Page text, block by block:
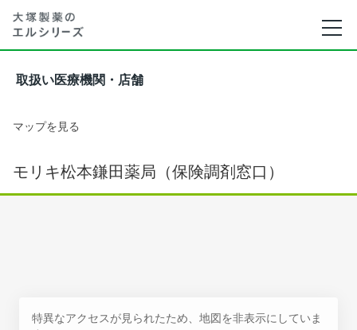
取扱い医療機関・店舗
マップを見る
モリキ松本鎌田薬局（保険調剤窓口）
特異なアクセスが見られたため、地図を非表示にしていま